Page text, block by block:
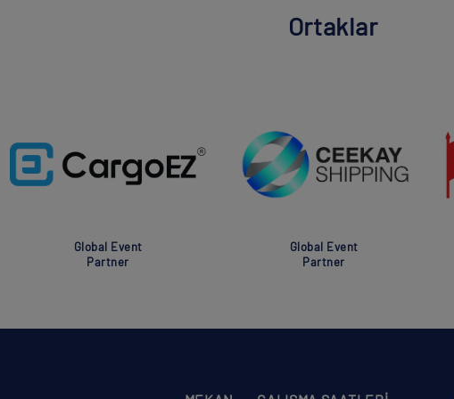
Ortaklar
Global Event
Partner
Global Event
Partner